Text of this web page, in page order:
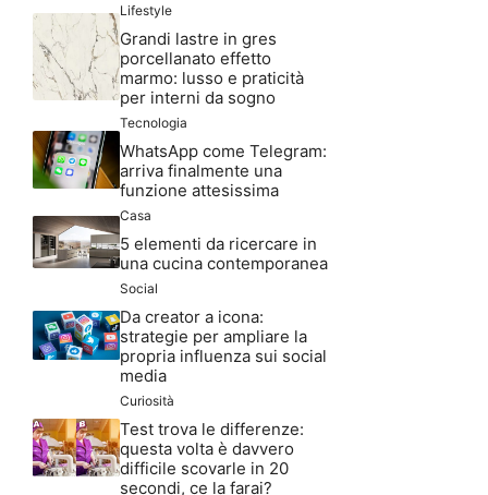
Lifestyle
Grandi lastre in gres
porcellanato effetto
marmo: lusso e praticità
per interni da sogno
Tecnologia
WhatsApp come Telegram:
arriva finalmente una
funzione attesissima
Casa
5 elementi da ricercare in
una cucina contemporanea
Social
Da creator a icona:
strategie per ampliare la
propria influenza sui social
media
Curiosità
Test trova le differenze:
questa volta è davvero
difficile scovarle in 20
secondi, ce la farai?